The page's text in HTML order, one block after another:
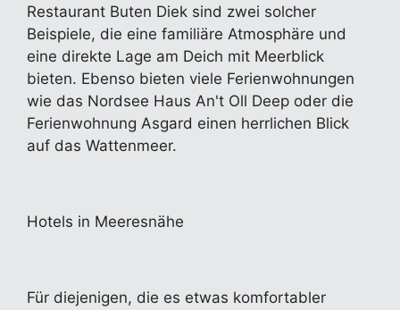
Restaurant Buten Diek sind zwei solcher
Beispiele, die eine familiäre Atmosphäre und
eine direkte Lage am Deich mit Meerblick
bieten. Ebenso bieten viele Ferienwohnungen
wie das Nordsee Haus An't Oll Deep oder die
Ferienwohnung Asgard einen herrlichen Blick
auf das Wattenmeer.
Hotels in Meeresnähe
Für diejenigen, die es etwas komfortabler